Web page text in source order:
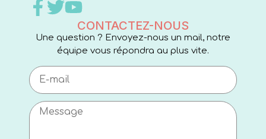
CONTACTEZ-NOUS
Une question ? Envoyez-nous un mail, notre
équipe vous répondra au plus vite.